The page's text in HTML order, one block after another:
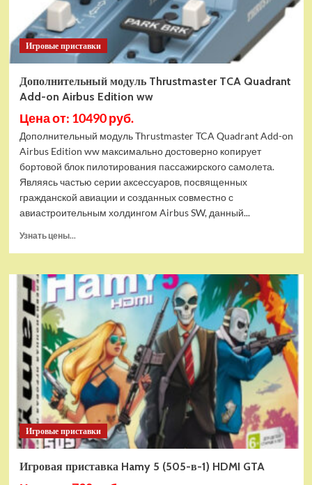
Игровые приставки
Дополнительный модуль Thrustmaster TCA Quadrant
Add-on Airbus Edition ww
Цена от: 10490 руб.
Дополнительный модуль Thrustmaster TCA Quadrant Add-on
Airbus Edition ww максимально достоверно копирует
бортовой блок пилотирования пассажирского самолета.
Являясь частью серии аксессуаров, посвященных
гражданской авиации и созданных совместно с
авиастроительным холдингом Airbus SW, данный...
Узнать цены...
Дополнительный
модуль
Thrustmaster
Quadrant
Add-
on
Airbus
Edition
ww
Игровые приставки
Игровая приставка Hamy 5 (505-в-1) HDMI GTA